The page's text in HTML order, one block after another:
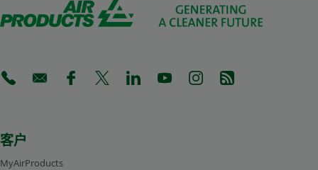
(Opens in a new tab)
(Opens in a new tab)
(Opens in a new tab)
(Opens in a new tab)
(Opens in a new tab)
(Opens in a new tab)
(Opens in a new tab)
(Opens in a new
客户
MyAirProducts